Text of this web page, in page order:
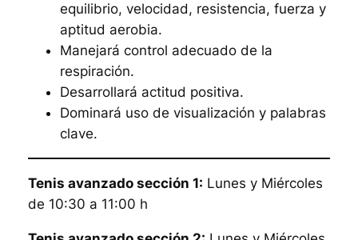
equilibrio, velocidad, resistencia, fuerza y
aptitud aerobia.
Manejará control adecuado de la
respiración.
Desarrollará actitud positiva.
Dominará uso de visualización y palabras
clave.
Tenis avanzado sección 1: Lunes y Miércoles
de 10:30 a 11:00 h